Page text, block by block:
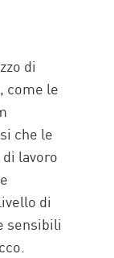
di
come le
che le
lavoro
di
sensibili